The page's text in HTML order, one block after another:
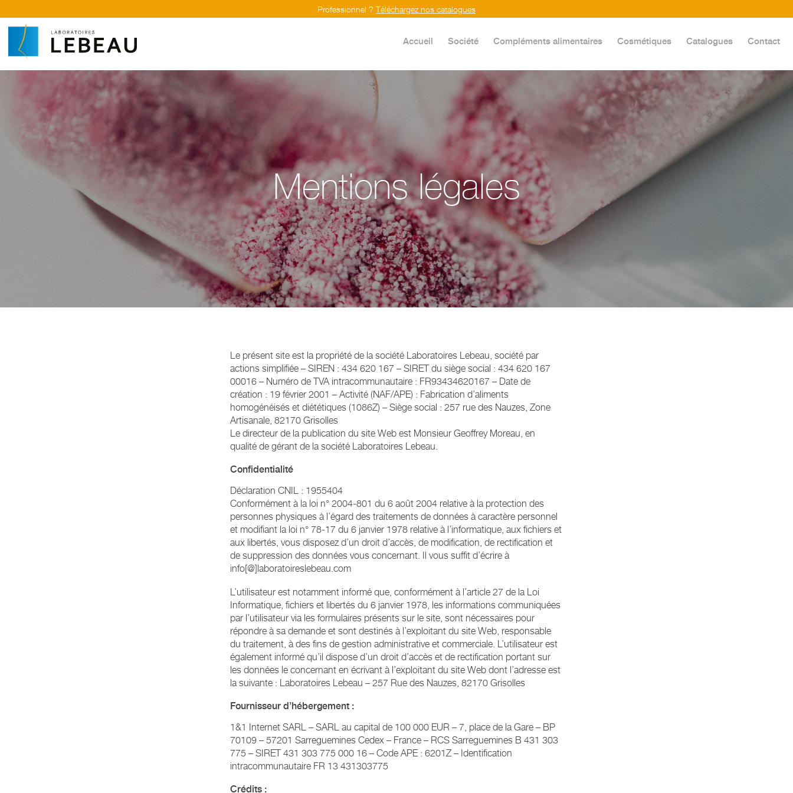
Professionnel ? Téléchargez nos catalogues
Accueil Société Compléments alimentaires Cosmétiques Catalogues Contact
Mentions légales
Le présent site est la propriété de la société Laboratoires Lebeau, société par
actions simplifiée – SIREN : 434 620 167 – SIRET du siège social : 434 620 167
00016 – Numéro de TVA intracommunautaire : FR93434620167 – Date de
création : 19 février 2001 – Activité (NAF/APE) : Fabrication d’aliments
homogénéisés et diététiques (1086Z) – Siège social : 257 rue des Nauzes, Zone
Artisanale, 82170 Grisolles
Le directeur de la publication du site Web est Monsieur Geoffrey Moreau, en
qualité de gérant de la société Laboratoires Lebeau.
Confidentialité
Déclaration CNIL : 1955404
Conformément à la loi n° 2004-801 du 6 août 2004 relative à la protection des
personnes physiques à l’égard des traitements de données à caractère personnel
et modifiant la loi n° 78-17 du 6 janvier 1978 relative à l’informatique, aux fichiers et
aux libertés, vous disposez d’un droit d’accès, de modification, de rectification et
de suppression des données vous concernant. Il vous suffit d’écrire à
info[@]laboratoireslebeau.com
L’utilisateur est notamment informé que, conformément à l’article 27 de la Loi
Informatique, fichiers et libertés du 6 janvier 1978, les informations communiquées
par l’utilisateur via les formulaires présents sur le site, sont nécessaires pour
répondre à sa demande et sont destinés à l’exploitant du site Web, responsable
du traitement, à des fins de gestion administrative et commerciale. L’utilisateur est
également informé qu’il dispose d’un droit d’accès et de rectification portant sur
les données le concernant en écrivant à l’exploitant du site Web dont l’adresse est
la suivante : Laboratoires Lebeau – 257 Rue des Nauzes, 82170 Grisolles
Fournisseur d’hébergement :
1&1 Internet SARL – SARL au capital de 100 000 EUR – 7, place de la Gare – BP
70109 – 57201 Sarreguemines Cedex – France – RCS Sarreguemines B 431 303
775 – SIRET 431 303 775 000 16 – Code APE : 6201Z – Identification
intracommunautaire FR 13 431303775
Crédits :